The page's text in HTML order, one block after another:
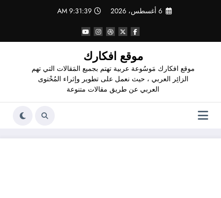
6 أغسطس، 2026 9:31:40 AM
موقع افكارك
موقع افكارك مَوسُوعة عربية تهتم بجميع المَقالات التي تهم
الزائِر العربي ، حيث نعمل على تطوير وإثراء المُحْتوى
العربي عن طريق مقالات متنوعة